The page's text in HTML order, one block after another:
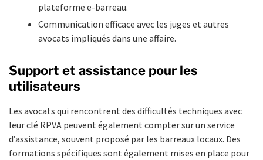
plateforme e-barreau.
Communication efficace avec les juges et autres
avocats impliqués dans une affaire.
Support et assistance pour les
utilisateurs
Les avocats qui rencontrent des difficultés techniques avec
leur clé RPVA peuvent également compter sur un service
d’assistance, souvent proposé par les barreaux locaux. Des
formations spécifiques sont également mises en place pour